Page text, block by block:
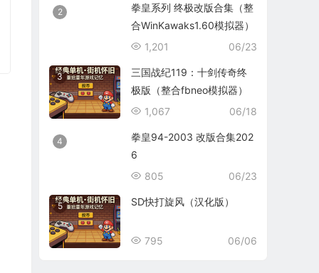
2
拳皇系列 终极改版合集（整
合WinKawaks1.60模拟器）
06/23
1,201
3
三国战纪119：十剑传奇终
极版（整合fbneo模拟器）
06/18
1,067
4
拳皇94-2003 改版合集202
6
06/23
805
5 SD快打旋风（汉化版）
06/06
795